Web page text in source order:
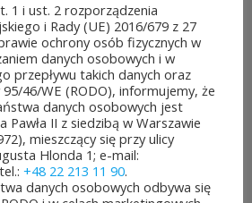
GŁOSOWANIE W BUDŻECIE
MAZOWSZA!
głosować
zgłoszone do 7.
1 i ust. 2 rozporządzenia
i Rady (UE) 2016/679 z 27
ochrony osób fizycznych w
danych osobowych i w
przepływu takich danych oraz
46/WE (RODO), informujemy, że
danych osobowych jest
Pawła II z siedzibą w Warszawie
mieszczący się przy ulicy
Hlonda 1; e-mail:
+48 22 213 11 90.
danych osobowych odbywa się